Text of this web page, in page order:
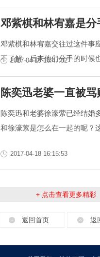
邓紫棋和林宥嘉是
邓紫棋和林宥嘉交往过这件事
不了解，后来他们分手的时候
2017-04-19 16:47:32
陈奕迅老婆一直被
陈奕迅和老婆徐濠萦已经结婚
和徐濠萦是怎么在一起的呢？
2017-04-18 16:15:53
+ 点击查看更多精彩
返回首页 返